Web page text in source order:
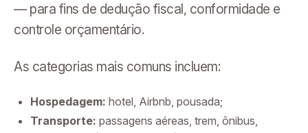
— para fins de dedução fiscal, conformidade e
controle orçamentário.
As categorias mais comuns incluem:
Hospedagem: hotel, Airbnb, pousada;
Transporte: passagens aéreas, trem, ônibus,